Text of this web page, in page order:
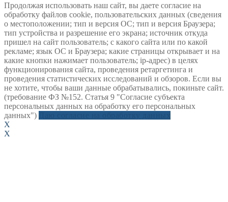
Продолжая использовать наш сайт, вы даете согласие на
обработку файлов cookie, пользовательских данных (сведения
о местоположении; тип и версия ОС; тип и версия Браузера;
тип устройства и разрешение его экрана; источник откуда
пришел на сайт пользователь; с какого сайта или по какой
рекламе; язык ОС и Браузера; какие страницы открывает и на
какие кнопки нажимает пользователь; ip-адрес) в целях
функционирования сайта, проведения ретаргетинга и
проведения статистических исследований и обзоров. Если вы
не хотите, чтобы ваши данные обрабатывались, покиньте сайт.
(требование ФЗ №152. Статья 9 "Согласие субъекта
персональных данных на обработку его персональных
данных")
X
X